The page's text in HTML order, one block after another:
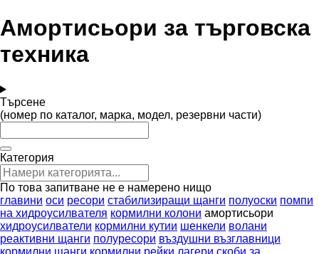
Амортисьори за търговска
техника
Търсене
(номер по каталог, марка, модел, резервни части)
Категория
По това запитване не е намерено нищо
главини оси ресори стабилизиращи щанги полуоски помпи
на хидроусилвателя кормилни колони амортисьори
хидроусилватели кормилни кутии шенкели волани
реактивни щанги полуресори въздушни възглавници
кормилни щанги кормилни рейки лагери скоби за